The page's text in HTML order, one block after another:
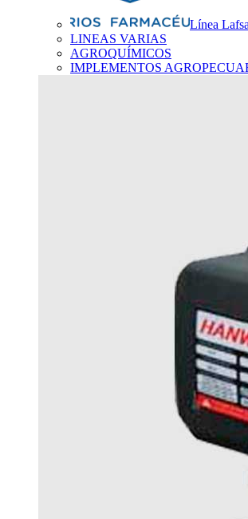
Línea Lafsa
LINEAS VARIAS
AGROQUÍMICOS
IMPLEMENTOS